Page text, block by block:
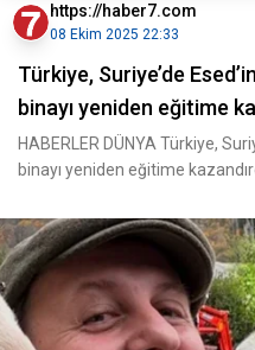
https://haber7.com
08 Ekim 2025 22:33
Türkiye, Suriye’de
binayı yeniden eğitime
HABERLER DÜNYA Türkiye,
binayı yeniden eğitime